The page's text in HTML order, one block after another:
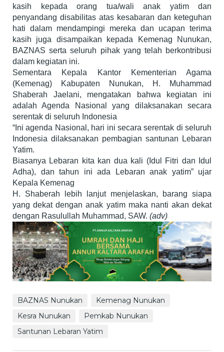
kasih kepada orang tua/wali anak yatim dan
penyandang disabilitas atas kesabaran dan keteguhan
hati dalam mendampingi mereka dan ucapan terima
kasih juga disampaikan kepada Kemenag Nunukan,
BAZNAS serta seluruh pihak yang telah berkontribusi
dalam kegiatan ini.
Sementara Kepala Kantor Kementerian Agama
(Kemenag) Kabupaten Nunukan, H. Muhammad
Shaberah Jaelani, mengatakan bahwa kegiatan ini
adalah Agenda Nasional yang dilaksanakan secara
serentak di seluruh Indonesia
“Ini agenda Nasional, hari ini secara serentak di seluruh
Indonesia dilaksanakan pembagian santunan Lebaran
Yatim.
Biasanya Lebaran kita kan dua kali (Idul Fitri dan Idul
Adha), dan tahun ini ada Lebaran anak yatim” ujar
Kepala Kemenag
H. Shaberah lebih lanjut menjelaskan, barang siapa
yang dekat dengan anak yatim maka nanti akan dekat
dengan Rasulullah Muhammad, SAW. (adv)
BAZNAS Nunukan
Kemenag Nunukan
Kesra Nunukan
Pemkab Nunukan
Santunan Lebaran Yatim